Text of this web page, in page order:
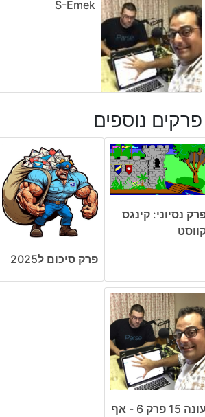
S-Emek
פרקים נוספים
נסיוני: קינגס
פרק סיכום ל2025
עונה 15 פרק 6 - אף